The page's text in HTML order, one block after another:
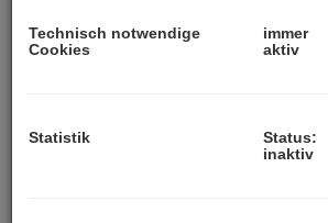
Großzügige, sonnige
Gärtenund
Ausführung auf Anfrage möglich
Technisch notwendige
Cookies
immer
aktiv
Statistik
Status:
inaktiv